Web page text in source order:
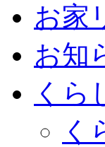
お家
お知
くら
く